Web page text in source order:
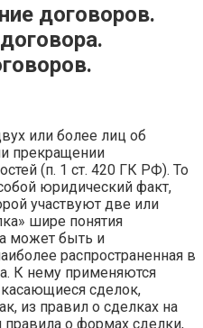
договоров.
или более лиц об
прекращении
(п. 1 ст. 420 ГК РФ). То
юридический факт,
участвуют две или
шире понятия
может быть и
распространенная в
К нему применяются
сделок,
из правил о сделках на
правила о формах сделки,